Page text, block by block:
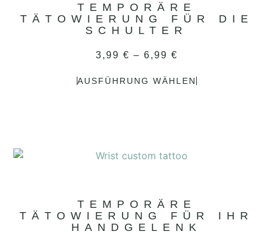
TEMPORÄRE
TÄTOWIERUNG FÜR DIE
SCHULTER
3,99 € – 6,99 €
AUSFÜHRUNG WÄHLEN
TEMPORÄRE
TÄTOWIERUNG FÜR IHR
HANDGELENK